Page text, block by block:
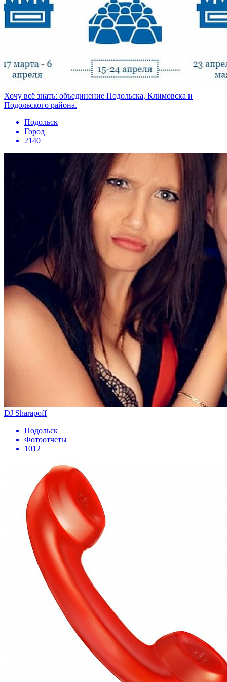
Хочу всё знать: объединение Подольска, Климовска и
Подольского района.
Подольск
Город
2140
DJ Sharapoff
Подольск
Фотоотчеты
1012